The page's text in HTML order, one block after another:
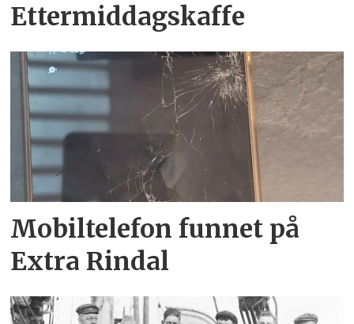
Ettermiddagskaffe
Mobiltelefon funnet på
Extra Rindal